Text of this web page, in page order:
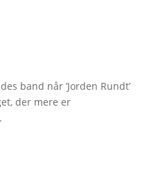
band når ’Jorden Rundt’
der mere er